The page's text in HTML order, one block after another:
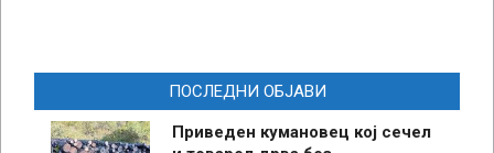
ПОСЛЕДНИ ОБЈАВИ
Приведен кумановец кој сечел